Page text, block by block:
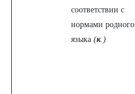
соответствии с
нормами родного
языка(к.)